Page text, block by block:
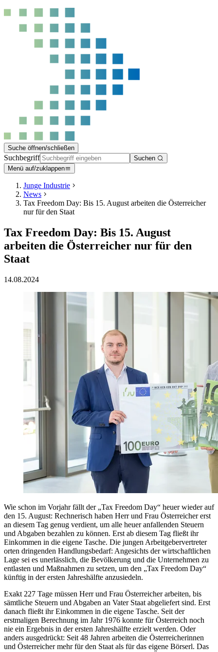
Suche öffnen/schließen
Suchbegriff
Suchen
Menü auf/zuklappen
Junge Industrie
News
Tax Freedom Day: Bis 15. August arbeiten die Österreicher
nur für den Staat
Tax Freedom Day: Bis 15. August
arbeiten die Österreicher nur für den
Staat
14.08.2024
Wie schon im Vorjahr fällt der „Tax Freedom Day“ heuer wieder auf
den 15. August: Rechnerisch haben Herr und Frau Österreicher erst
an diesem Tag genug verdient, um alle heuer anfallenden Steuern
und Abgaben bezahlen zu können. Erst ab diesem Tag fließt ihr
Einkommen in die eigene Tasche. Die jungen Arbeitgebervertreter
orten dringenden Handlungsbedarf: Angesichts der wirtschaftlichen
Lage sei es unerlässlich, die Bevölkerung und die Unternehmen zu
entlasten und Maßnahmen zu setzen, um den „Tax Freedom Day“
künftig in der ersten Jahreshälfte anzusiedeln.
Exakt 227 Tage müssen Herr und Frau Österreicher arbeiten, bis
sämtliche Steuern und Abgaben an Vater Staat abgeliefert sind. Erst
danach fließt ihr Einkommen in die eigene Tasche. Seit der
erstmaligen Berechnung im Jahr 1976 konnte für Österreich noch
nie ein Ergebnis in der ersten Jahreshälfte erzielt werden. Oder
anders ausgedrückt: Seit 48 Jahren arbeiten die Österreicherinnen
und Österreicher mehr für den Staat als für das eigene Börserl. Das